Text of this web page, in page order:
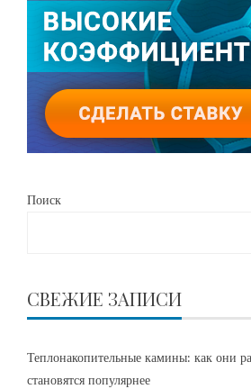
Поиск
СВЕЖИЕ ЗАПИСИ
Теплонакопительные камины: как они
становятся популярнее